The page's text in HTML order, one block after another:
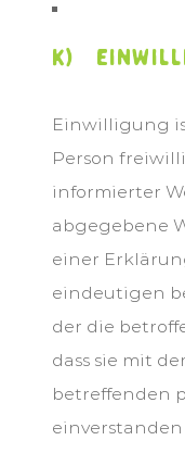
k)
Einwilligung
Person
informierter
abgegebene
einer
eindeutigen
der die
dass sie mit
betreffenden
einverstanden